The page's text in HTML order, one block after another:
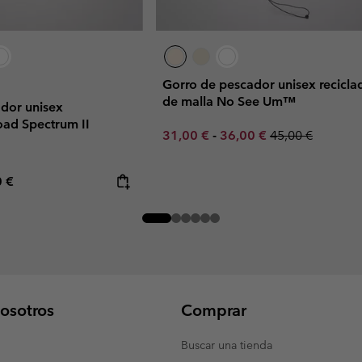
unisex
Spectrum II
price:
€
Gorro de pescador unisex
de malla No See Um™
Minimum sale price:
31,00 € - Maximum sale price:
36,00 € Regular price:
45,00 €
Comprar
Buscar una tienda